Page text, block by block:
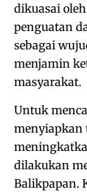
dikuasai
penguatan
sebagai
menjamin
masyarakat.
Untuk
menyiapkan
dilakukan
Balikpapan.